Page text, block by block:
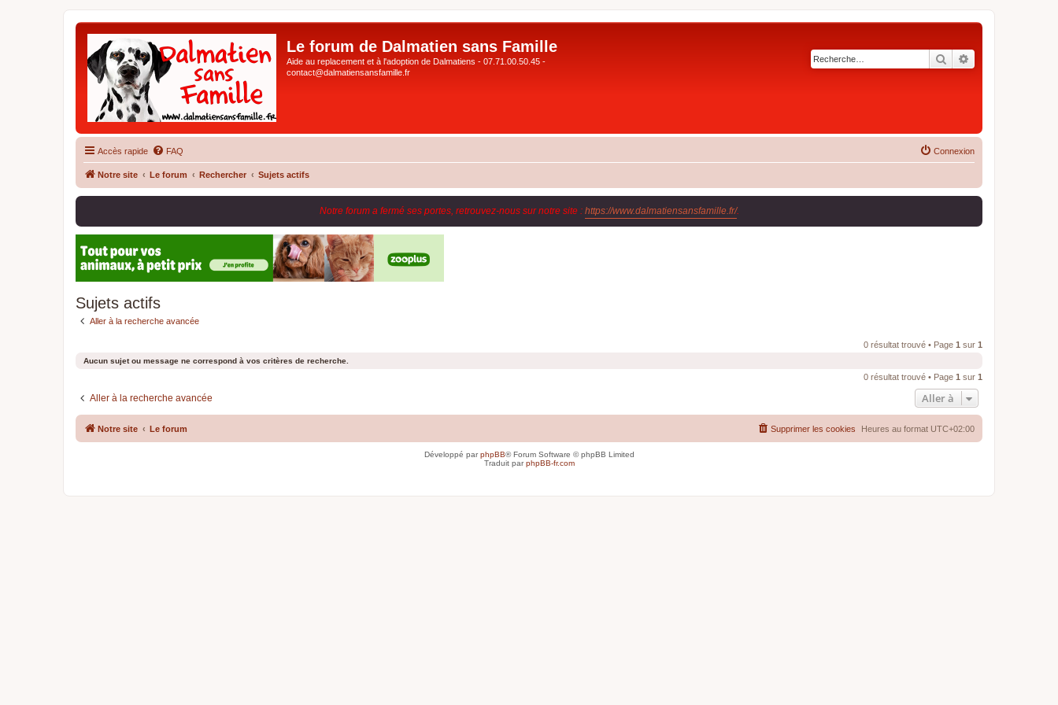
Le forum de Dalmatien sans Famille
Aide au replacement et à l'adoption de Dalmatiens - 07.71.00.50.45 -
contact@dalmatiensansfamille.fr
Rechercher
Accès rapide FAQ Connexion
Notre site Le forum Rechercher Sujets actifs
Notre forum a fermé ses portes, retrouvez-nous sur notre site : https://www.dalmatiensansfamille.fr/.
Sujets actifs
Aller à la recherche avancée
0 résultat trouvé • Page 1 sur 1
Aucun sujet ou message ne correspond à vos critères de recherche.
0 résultat trouvé • Page 1 sur 1
Aller à la recherche avancée Aller à
Notre site Le forum Heures au format UTC+02:00
Supprimer les cookies
Développé parphpBB® Forum Software © phpBB Limited
Traduit parphpBB-fr.com